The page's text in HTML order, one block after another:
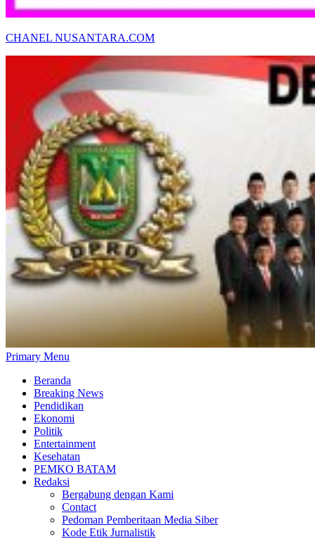
CHANEL NUSANTARA.COM
Primary Menu
Beranda
Breaking News
Pendidikan
Ekonomi
Politik
Entertainment
Kesehatan
PEMKO BATAM
Redaksi
Bergabung dengan Kami
Contact
Pedoman Pemberitaan Media Siber
Kode Etik Jurnalistik